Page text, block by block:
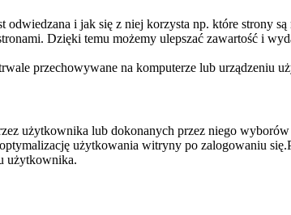
i jak się z niej korzysta np. które strony
Dzięki temu możemy ulepszać zawartość i
przechowywane na komputerze lub urządzeniu
użytkownika lub dokonanych przez niego
użytkowania witryny po zalogowaniu
użytkownika.